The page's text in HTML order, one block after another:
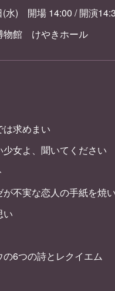
(水) 開場 14:00 / 開演
物館 けやきホール
求めまい
女よ、聞いてください
実な恋人の手紙を焼い
つの詩とレクイエム